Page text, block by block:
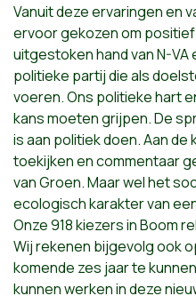
Vanuit deze ervaringen en
ervoor gekozen om
uitgestoken hand van N-VA
politieke partij die als
voeren. Ons politieke hart
kans moeten grijpen. De
is aan politiek doen. Aan
toekijken en commentaar
van Groen. Maar wel het
ecologisch karakter van
Onze 918 kiezers in Boom
Wij rekenen bijgevolg ook
komende zes jaar te
kunnen werken in deze